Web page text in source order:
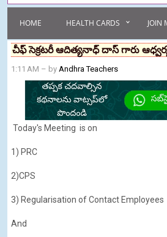
HOME HEALTH CARDS JOIN
చీఫ్ సెక్రటరీ ఆదిత్యనాధ్ దాస్ గారు
1:11 AM – by Andhra Teachers
Today's Meeting is on
1) PRC
2)CPS
3) Regularisation of Contact Employees
And